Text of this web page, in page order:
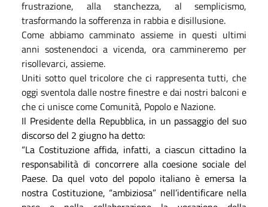
frustrazione, alla stanchezza, al semplicismo,
trasformando la sofferenza in rabbia e disillusione.
Come abbiamo camminato assieme in questi ultimi
anni sostenendoci a vicenda, ora cammineremo per
risollevarci, assieme.
Uniti sotto quel tricolore che ci rappresenta tutti, che
oggi sventola dalle nostre finestre e dai nostri balconi e
che ci unisce come Comunità, Popolo e Nazione.
Il Presidente della Repubblica, in un passaggio del suo
discorso del 2 giugno ha detto:
“La Costituzione affida, infatti, a ciascun cittadino la
responsabilità di concorrere alla coesione sociale del
Paese. Da quel voto del popolo italiano è emersa la
nostra Costituzione, “ambiziosa” nell’identificare nella